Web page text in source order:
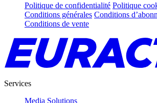
Politique de confidentialité Politique
Conditions générales Conditions
Conditions de vente
Services
Media Solutions